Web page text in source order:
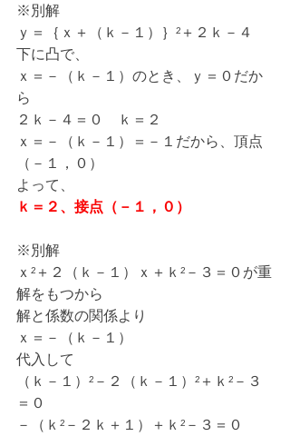
※別解
ｙ＝｛ｘ＋（ｋ－１）｝²＋２ｋ－４
下に凸で、
ｘ＝－（ｋ－１）のとき、ｙ＝０だか
ら
２ｋ－４＝０　ｋ＝２
ｘ＝－（ｋ－１）＝－１だから、頂点
（－１，０）
よって、
ｋ＝２、接点（－１，０）
※別解
ｘ²＋２（ｋ－１）ｘ＋ｋ²－３＝０が重
解をもつから
解と係数の関係より
ｘ＝－（ｋ－１）
代入して
（ｋ－１）²－２（ｋ－１）²＋ｋ²－３
＝０
－（ｋ²－２ｋ＋１）＋ｋ²－３＝０